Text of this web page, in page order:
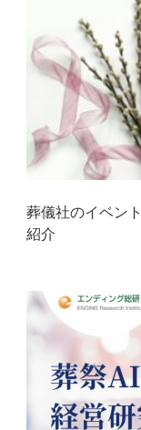
葬儀社のイベン
紹介